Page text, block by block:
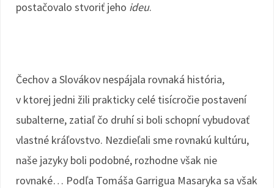
postačovalo stvoriť jeho ideu.
Čechov a Slovákov nespájala rovnaká história,
v ktorej jedni žili prakticky celé tisícročie postavení
subalterne, zatiaľ čo druhí si boli schopní vybudovať
vlastné kráľovstvo. Nezdieľali sme rovnakú kultúru,
naše jazyky boli podobné, rozhodne však nie
rovnaké… Podľa Tomáša Garrigua Masaryka sa však